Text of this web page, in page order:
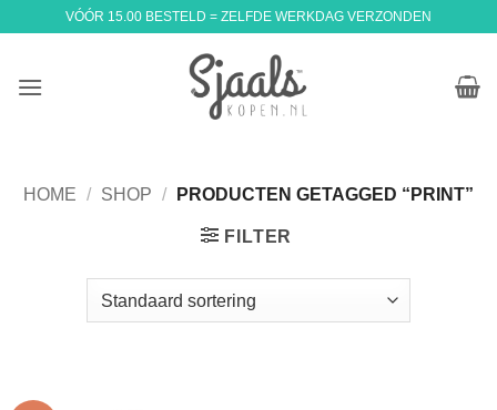
VÓÓR 15.00 BESTELD = ZELFDE WERKDAG VERZONDEN
HOME / SHOP / PRODUCTEN GETAGGED “PRINT”
FILTER